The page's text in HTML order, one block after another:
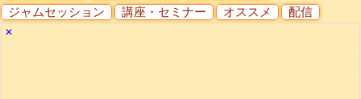
ジャムセッション
講座・セミナー オススメ 配信
✕